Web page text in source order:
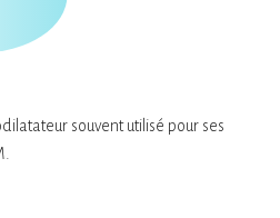
souvent utilisé pour ses